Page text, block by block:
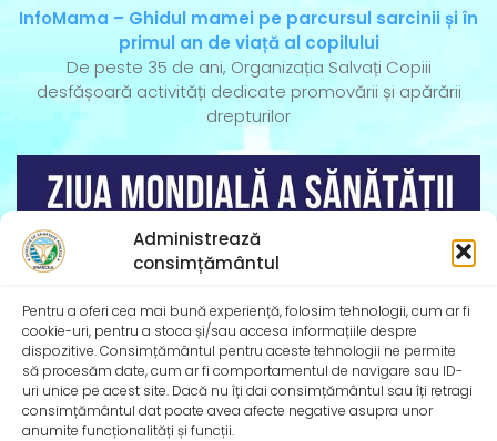
Administrează
consimțământul
Pentru a oferi cea mai bună experiență, folosim tehnologii, cum ar fi
cookie-uri, pentru a stoca și/sau accesa informațiile despre
dispozitive. Consimțământul pentru aceste tehnologii ne permite
să procesăm date, cum ar fi comportamentul de navigare sau ID-
uri unice pe acest site. Dacă nu îți dai consimțământul sau îți retragi
consimțământul dat poate avea afecte negative asupra unor
anumite funcționalități și funcții.
InfoMama – Ghidul mamei pe parcursul sarcinii și în
primul an de viață al copilului
De peste 35 de ani, Organizația Salvați Copiii
desfășoară activități dedicate promovării și apărării
drepturilor